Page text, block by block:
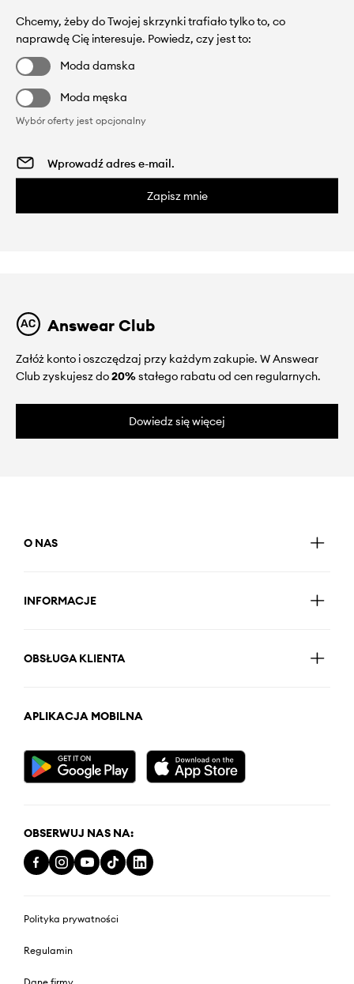
Chcemy, żeby do Twojej skrzynki trafiało tylko to, co
naprawdę Cię interesuje. Powiedz, czy jest to:
Moda damska
Moda męska
Wybór oferty jest opcjonalny
Zapisz mnie
Answear Club
Załóż konto i oszczędzaj przy każdym zakupie. W Answear
Club zyskujesz do20%stałego rabatu od cen regularnych.
Dowiedz się więcej
O NAS
INFORMACJE
OBSŁUGA KLIENTA
APLIKACJA MOBILNA
OBSERWUJ NAS NA:
Polityka prywatności
Regulamin